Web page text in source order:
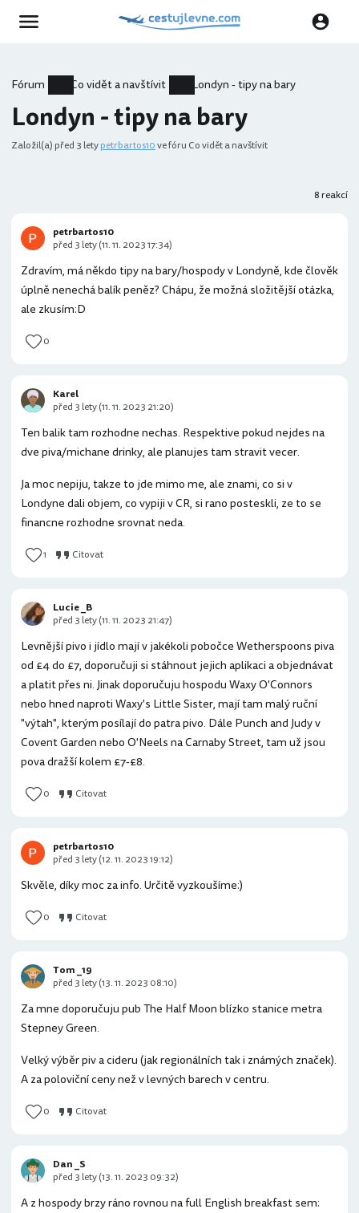
Fórum Co vidět a navštívit Londyn - tipy na bary
Londyn - tipy na bary
Založil(a) před 3 letypetrbartos10ve fóru Co vidět a navštívit
8 reakcí
Zdravím, má někdo tipy na bary/hospody v Londyně, kde člověk
úplně nenechá balík peněz? Chápu, že možná složitější otázka,
ale zkusím:D
0
petrbartos10
před 3 lety (11. 11. 2023 17:34)
Ten balik tam rozhodne nechas. Respektive pokud nejdes na
dve piva/michane drinky, ale planujes tam stravit vecer.
Ja moc nepiju, takze to jde mimo me, ale znami, co si v
Londyne dali objem, co vypiji v CR, si rano posteskli, ze to se
financne rozhodne srovnat neda.
1 Citovat
Karel
před 3 lety (11. 11. 2023 21:20)
Levnější pivo i jídlo mají v jakékoli pobočce Wetherspoons piva
od £4 do £7, doporučuji si stáhnout jejich aplikaci a objednávat
a platit přes ni. Jinak doporučuju hospodu Waxy O'Connors
nebo hned naproti Waxy's Little Sister, mají tam malý ruční
"výtah", kterým posílají do patra pivo. Dále Punch and Judy v
Covent Garden nebo O'Neels na Carnaby Street, tam už jsou
pova dražší kolem £7-£8.
0 Citovat
Lucie _B
před 3 lety (11. 11. 2023 21:47)
Skvěle, díky moc za info. Určitě vyzkoušíme:)
0 Citovat
petrbartos10
před 3 lety (12. 11. 2023 19:12)
Za mne doporučuju pub The Half Moon blízko stanice metra
Stepney Green.
Velký výběr piv a cideru (jak regionálních tak i známých značek).
A za poloviční ceny než v levných barech v centru.
0 Citovat
Tom _19
před 3 lety (13. 11. 2023 08:10)
A z hospody brzy ráno rovnou na full English breakfast sem:
Dan _S
před 3 lety (13. 11. 2023 09:32)